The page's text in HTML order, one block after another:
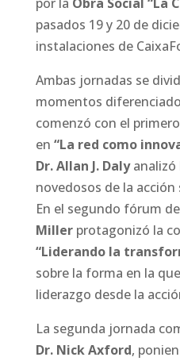
pasados 19 y 20 de
instalaciones de
Ambas jornadas se
momentos
comenzó con el
en “La red como
Dr. Allan J. Dalyanalizó
novedosos de la
En el segundo fórum
Millerprotagonizó la
“Liderando la
sobre la forma en la
liderazgo desde la
La segunda jornada
Dr. Nick Axford,